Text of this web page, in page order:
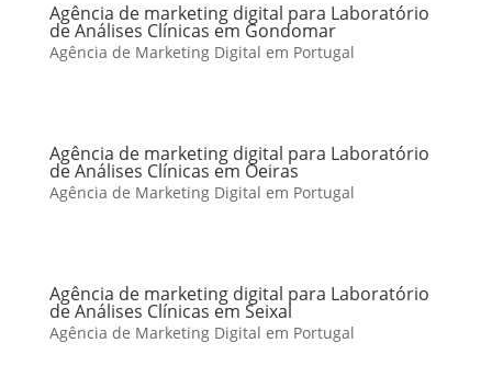
Agência de marketing digital para Laboratório
de Análises Clínicas em Gondomar
Agência de Marketing Digital em Portugal
Agência de marketing digital para Laboratório
de Análises Clínicas em Oeiras
Agência de Marketing Digital em Portugal
Agência de marketing digital para Laboratório
de Análises Clínicas em Seixal
Agência de Marketing Digital em Portugal